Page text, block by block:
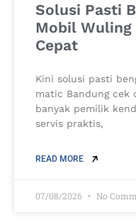
Solusi Pasti
Mobil Wuling
Cepat
Kini solusi pasti
matic Bandung cek
banyak pemilik
servis praktis,
READ MORE
07/08/2026 No